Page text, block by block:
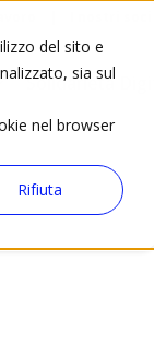
del sito e
sia sul
nel browser
Rifiuta
Solidarietà